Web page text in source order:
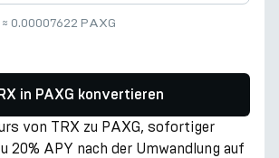
≈ 0.00007622 PAXG
in PAXG konvertieren
von TRX zu PAXG, sofortiger
20% APY nach der Umwandlung auf